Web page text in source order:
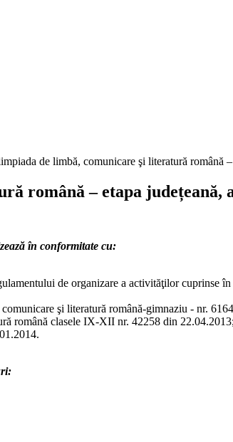
de limbă, comunicare şi literatură română
română – etapa județeană,
în conformitate cu:
de organizare a activităţilor cuprinse
şi literatură română-gimnaziu - nr.
română clasele IX-XII nr. 42258 din 22.04.2013;